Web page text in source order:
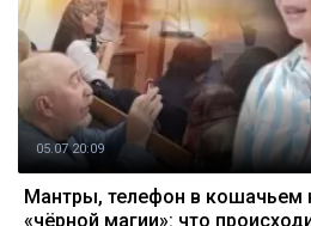
05.07 20:09
Мантры, телефон в кошачьем
«чёрной магии»: что